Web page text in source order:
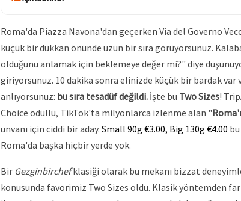
Roma'da Piazza Navona'dan geçerken Via del Governo
küçük bir dükkan önünde uzun bir sıra görüyorsunuz.
olduğunu anlamak için beklemeye değer mi?" diye
giriyorsunuz. 10 dakika sonra elinizde küçük bir bardak var
anlıyorsunuz: bu sıra tesadüf değildi. İşte bu Two Sizes!
Choice ödüllü, TikTok'ta milyonlarca izlenme alan "
unvanı için ciddi bir aday. Small 90g €3.00, Big 130g €4.00
Roma'da başka hiçbir yerde yok.
Bir Gezginbirchefklasiği olarak bu mekanı bizzat
konusunda favorimiz Two Sizes oldu. Klasik yöntemden